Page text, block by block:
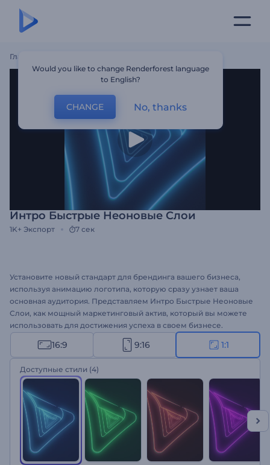
Главная
Интро Быстрые Неоновые Слои
1K+ Экспорт 7 сек
Установите новый стандарт для брендинга вашего бизнеса,
используя анимацию логотипа, которую сразу узнает ваша
основная аудитория. Представляем Интро Быстрые Неоновые
Слои, как мощный маркетинговый актив, который вы можете
использовать для достижения успеха в своем бизнесе.
Благодаря быстрому уменьшению неоновых слоев это интро
обязательно произведет грандиозное впечатление на ваших
зрителей и вызовет больший интерес к вашей компании. Все,
что вам нужно сделать, это загрузить свой логотип, выбрать
стиль, который вы предпочитаете, написать свой слоган и
подождать несколько минут, чтобы получить
профессионально анимированное интро. Идеально подходит
для представления компании, продвижения продуктов или
услуг, открытия презентаций, интро или аутро каналов,
рекламных роликов и многого другого. Попробуйте уже
прямо сейчас!
16:9 9:16 1:1
Доступные стили (4)
Would you like to change Renderforest language
to English?
CHANGE No, thanks